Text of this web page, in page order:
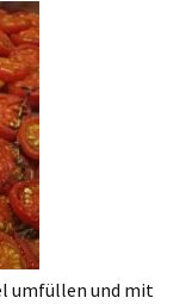
umfüllen und mit